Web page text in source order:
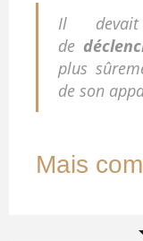
Il
de
plus
de son
Mais